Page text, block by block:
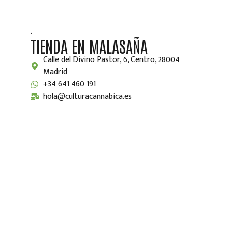
.
TIENDA EN MALASAÑA
Calle del Divino Pastor, 6, Centro, 28004
Madrid
+34 641 460 191
hola@culturacannabica.es